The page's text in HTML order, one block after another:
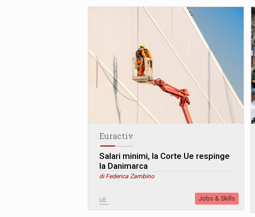
Euractiv
Salari minimi, la Corte Ue respinge
la Danimarca
di Federica Zambino
UE Jobs & Skills